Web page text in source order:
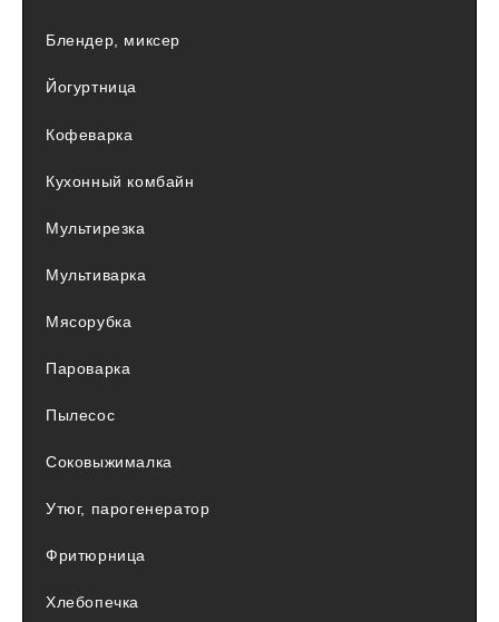
Блендер, миксер
Йогуртница
Кофеварка
Кухонный комбайн
Мультирезка
Мультиварка
Мясорубка
Пароварка
Пылесос
Соковыжималка
Утюг, парогенератор
Фритюрница
Хлебопечка